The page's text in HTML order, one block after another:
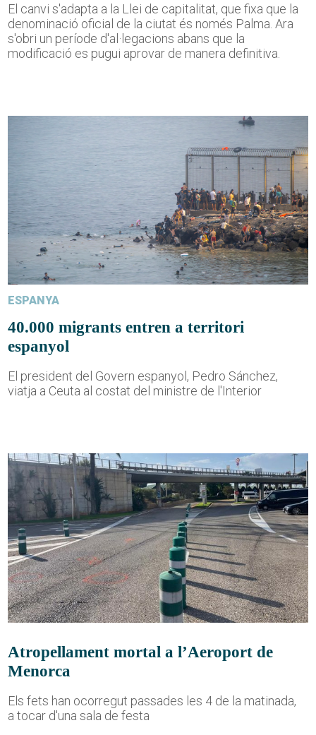
El canvi s'adapta a la Llei de capitalitat, que fixa que la
denominació oficial de la ciutat és només Palma. Ara
s'obri un període d'al·legacions abans que la
modificació es pugui aprovar de manera definitiva.
ESPANYA
40.000 migrants entren a territori
espanyol
El president del Govern espanyol, Pedro Sánchez,
viatja a Ceuta al costat del ministre de l'Interior
Atropellament mortal a l’Aeroport de
Menorca
Els fets han ocorregut passades les 4 de la matinada,
a tocar d'una sala de festa